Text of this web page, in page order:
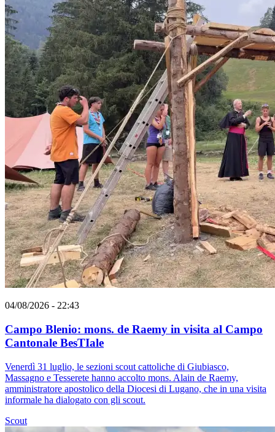
04/08/2026 - 22:43
Campo Blenio: mons. de Raemy in visita al Campo
Cantonale BesTIale
Venerdì 31 luglio, le sezioni scout cattoliche di Giubiasco,
Massagno e Tesserete hanno accolto mons. Alain de Raemy,
amministratore apostolico della Diocesi di Lugano, che in una visita
informale ha dialogato con gli scout.
Scout